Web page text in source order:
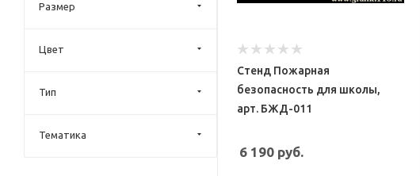
Стенд Пожарная
безопасность для школы,
арт. БЖД-011
6 190 руб.
Размер
Цвет
Тип
Тематика